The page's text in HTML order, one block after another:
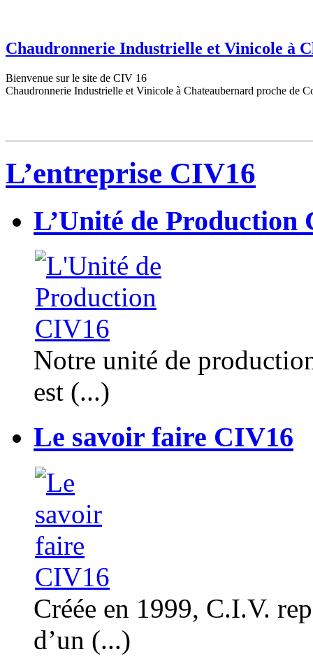
Chaudronnerie Industrielle et Vinicole à
Bienvenue sur le site de CIV 16
Chaudronnerie Industrielle et Vinicole à Chateaubernard proche de
L’entreprise CIV16
L’Unité de Production
Notre unité de
est (...)
Le savoir faire CIV16
Créée en 1999, C.I.V.
d’un (...)